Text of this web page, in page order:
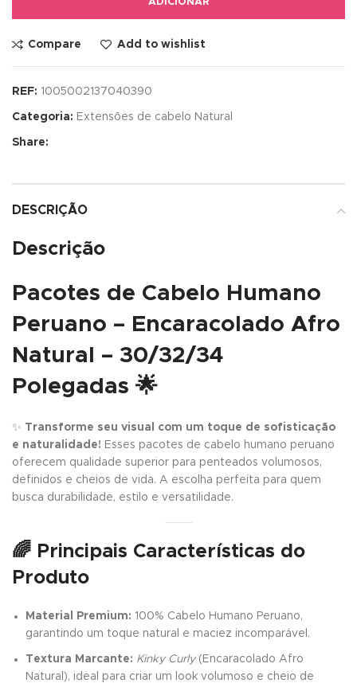
Compare Add to wishlist
REF: 1005002137040390
Categoria: Extensões de cabelo Natural
Share:
DESCRIÇÃO
Descrição
Pacotes de Cabelo Humano
Peruano – Encaracolado Afro
Natural – 30/32/34
Polegadas 🌟
✨ Transforme seu visual com um toque de sofisticação
e naturalidade! Esses pacotes de cabelo humano peruano
oferecem qualidade superior para penteados volumosos,
definidos e cheios de vida. A escolha perfeita para quem
busca durabilidade, estilo e versatilidade.
🌈 Principais Características do
Produto
Material Premium: 100% Cabelo Humano Peruano,
garantindo um toque natural e maciez incomparável.
Textura Marcante: Kinky Curly(Encaracolado Afro
Natural), ideal para criar um look volumoso e cheio de